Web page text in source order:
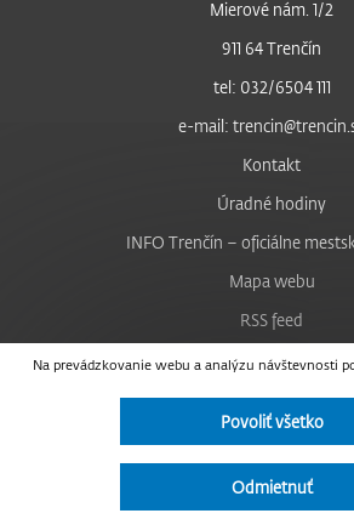
Na prevádzkovanie webu a analýzu návštevnosti
Povoliť všetko
Odmietnuť
Mierové nám. 1/2
911 64 Trenčín
tel: 032/6504 111
e-mail:
Kontakt
Úradné hodiny
INFO Trenčín – oficiálne
Mapa webu
RSS feed
Nastavenie cookies
Facebook
Instagram
Vyhlásenie o